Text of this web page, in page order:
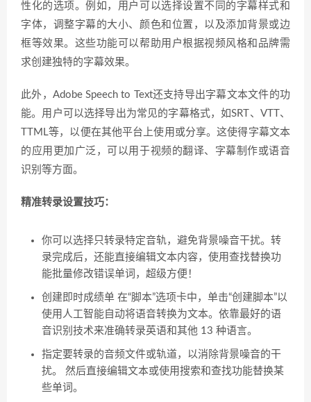
性化的选项。例如，用户可以选择设置不同的字幕样式和
字体，调整字幕的大小、颜色和位置，以及添加背景或边
框等效果。这些功能可以帮助用户根据视频风格和品牌需
求创建独特的字幕效果。
此外，Adobe Speech to Text还支持导出字幕文本文件的功
能。用户可以选择导出为常见的字幕格式，如SRT、VTT、
TTML等，以便在其他平台上使用或分享。这使得字幕文本
的应用更加广泛，可以用于视频的翻译、字幕制作或语音
识别等方面。
精准转录设置技巧：
你可以选择只转录特定音轨，避免背景噪音干扰。转
录完成后，还能直接编辑文本内容，使用查找替换功
能批量修改错误单词，超级方便！
创建即时成绩单 在“脚本”选项卡中，单击“创建脚本”以
使用人工智能自动将语音转换为文本。依靠最好的语
音识别技术来准确转录英语和其他 13 种语言。
指定要转录的音频文件或轨道，以消除背景噪音的干
扰。 然后直接编辑文本或使用搜索和查找功能替换某
些单词。